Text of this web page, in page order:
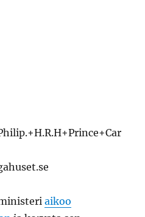
aikoo